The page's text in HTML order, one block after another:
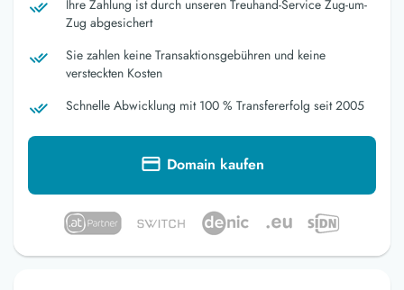
Ihre Zahlung ist durch unseren Treuhand-Service Zug-um-
Zug abgesichert
Sie zahlen keine Transaktionsgebühren und keine
versteckten Kosten
Schnelle Abwicklung mit 100 % Transfererfolg seit 2005
Domain kaufen